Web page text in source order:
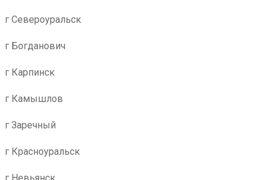
г Североуральск
г Богданович
г Карпинск
г Камышлов
г Заречный
г Красноуральск